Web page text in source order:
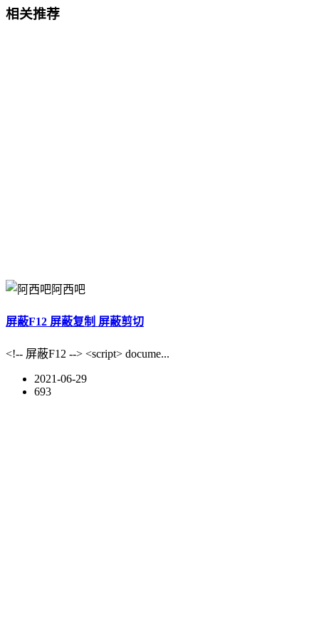
相关推荐
阿西吧
屏蔽F12 屏蔽复制 屏蔽剪切
<!-- 屏蔽F12 --> <script> docume...
2021-06-29
693